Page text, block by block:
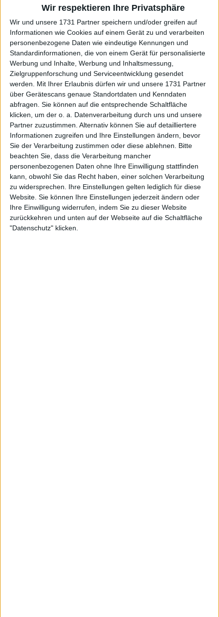
Wir respektieren Ihre Privatsphäre
Wir und unsere 1731 Partner speichern und/oder greifen auf
Informationen wie Cookies auf einem Gerät zu und verarbeiten
personenbezogene Daten wie eindeutige Kennungen und
Standardinformationen, die von einem Gerät für personalisierte
Werbung und Inhalte, Werbung und Inhaltsmessung,
Zielgruppenforschung und Serviceentwicklung gesendet
werden.
Mit Ihrer Erlaubnis dürfen wir und unsere 1731 Partner
über Gerätescans genaue Standortdaten und Kenndaten
abfragen. Sie können auf die entsprechende Schaltfläche
klicken, um der o. a. Datenverarbeitung durch uns und unsere
Partner zuzustimmen. Alternativ können Sie auf detailliertere
Informationen zugreifen und Ihre Einstellungen ändern, bevor
Sie der Verarbeitung zustimmen oder diese ablehnen.
Bitte
beachten Sie, dass die Verarbeitung mancher
personenbezogenen Daten ohne Ihre Einwilligung stattfinden
kann, obwohl Sie das Recht haben, einer solchen Verarbeitung
zu widersprechen. Ihre Einstellungen gelten lediglich für diese
Website. Sie können Ihre Einstellungen jederzeit ändern oder
Ihre Einwilligung widerrufen, indem Sie zu dieser Website
zurückkehren und unten auf der Webseite auf die Schaltfläche
"Datenschutz" klicken.
Vagnozzi wechselte, mit denen er in letzter Zeit
große Erfolge feierte.
Weiterlesen
Jannik Sinner zieht sich nach
Australian Open-Sieg von Open
13 Provence Marseille zurück,
Organisatoren in Gesprächen mit
Alexander Zverev